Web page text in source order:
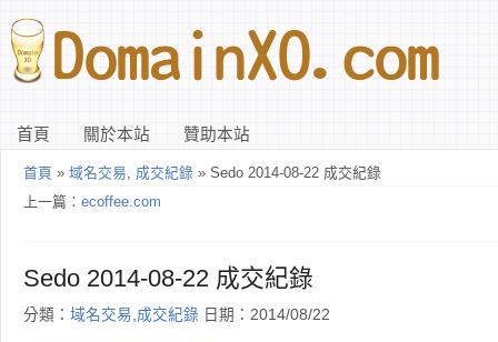
首頁 關於本站 贊助本站
首頁 » 域名交易, 成交紀錄 » Sedo 2014-08-22 成交紀錄
上一篇： ecoffee.com
Sedo 2014-08-22 成交紀錄
分類： 域名交易,成交紀錄 日期：2014/08/22